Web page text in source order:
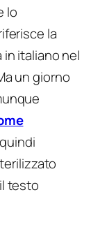
lo
la
italiano nel
un giorno
testo